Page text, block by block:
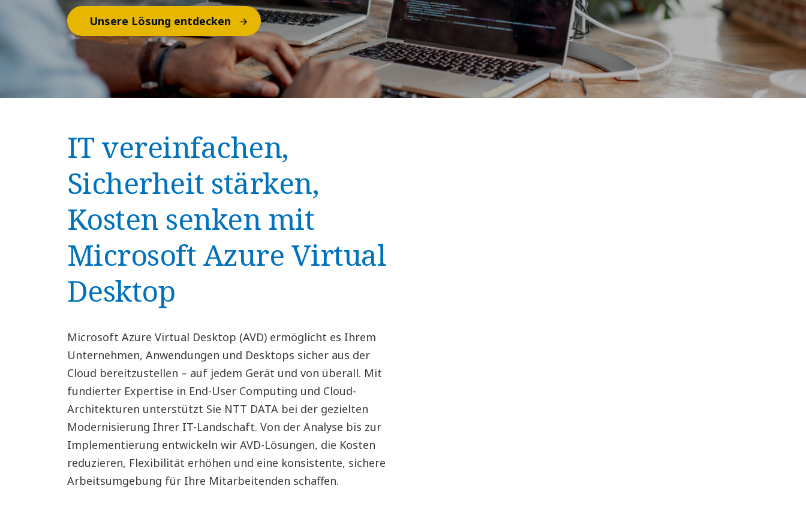
Unsere Lösung entdecken
IT vereinfachen,
Sicherheit stärken,
Kosten senken mit
Microsoft Azure Virtual
Desktop
Microsoft Azure Virtual Desktop (AVD) ermöglicht es Ihrem
Unternehmen, Anwendungen und Desktops sicher aus der
Cloud bereitzustellen – auf jedem Gerät und von überall. Mit
fundierter Expertise in End-User Computing und Cloud-
Architekturen unterstützt Sie NTT DATA bei der gezielten
Modernisierung Ihrer IT-Landschaft. Von der Analyse bis zur
Implementierung entwickeln wir AVD-Lösungen, die Kosten
reduzieren, Flexibilität erhöhen und eine konsistente, sichere
Arbeitsumgebung für Ihre Mitarbeitenden schaffen.